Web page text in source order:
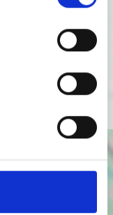
von Google
Google